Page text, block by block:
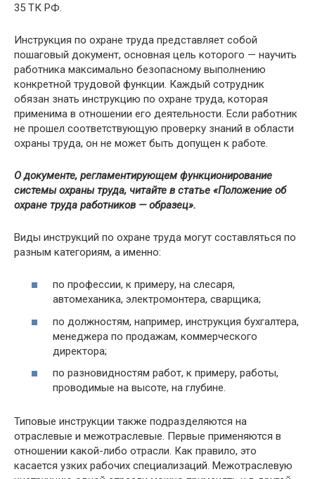
35 ТК РФ.
Инструкция по охране труда представляет собой
пошаговый документ, основная цель которого — научить
работника максимально безопасному выполнению
конкретной трудовой функции. Каждый сотрудник
обязан знать инструкцию по охране труда, которая
применима в отношении его деятельности. Если работник
не прошел соответствующую проверку знаний в области
охраны труда, он не может быть допущен к работе.
О документе, регламентирующем функционирование
системы охраны труда, читайте в статье «Положение об
охране труда работников — образец».
Виды инструкций по охране труда могут составляться по
разным категориям, а именно:
по профессии, к примеру, на слесаря,
автомеханика, электромонтера, сварщика;
по должностям, например, инструкция бухгалтера,
менеджера по продажам, коммерческого
директора;
по разновидностям работ, к примеру, работы,
проводимые на высоте, на глубине.
Типовые инструкции также подразделяются на
отраслевые и межотраслевые. Первые применяются в
отношении какой-либо отрасли. Как правило, это
касается узких рабочих специализаций. Межотраслевую